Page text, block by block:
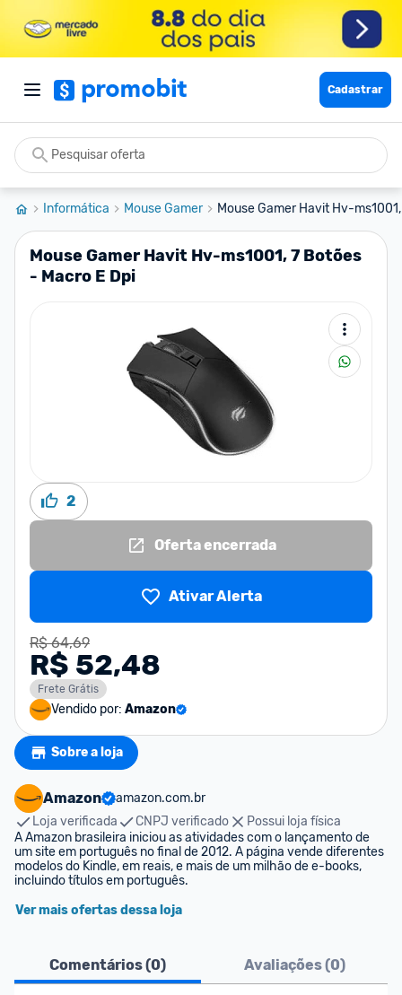
Cadastrar
Informática Mouse Gamer Mouse Gamer Havit Hv-
Mouse Gamer Havit Hv-ms1001, 7 Botões
- Macro E Dpi
2
Oferta encerrada
Ativar Alerta
R$ 64,69
R$ 52,48
Frete Grátis
Vendido por: Amazon
Sobre a loja
Amazon
amazon.com.br
Loja verificada
CNPJ verificado
Possui loja física
A Amazon brasileira iniciou as atividades com o lançamento de
um site em português no final de 2012. A página vende diferentes
modelos do Kindle, em reais, e mais de um milhão de e-books,
incluindo títulos em português.
Ver mais ofertas dessa loja
Comentários (0) Avaliações (0)